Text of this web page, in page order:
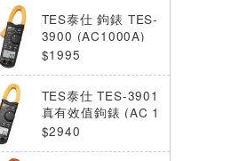
現貨充足(3以上)。
存以店內實際數量為準，可使
服務或撥打門市電話洽詢。
TES泰仕 鉤錶 TES-
3900 (AC1000A)
$1995
TES泰仕 TES-3901
真有效值鉤錶 (AC 1
000A)
$2940